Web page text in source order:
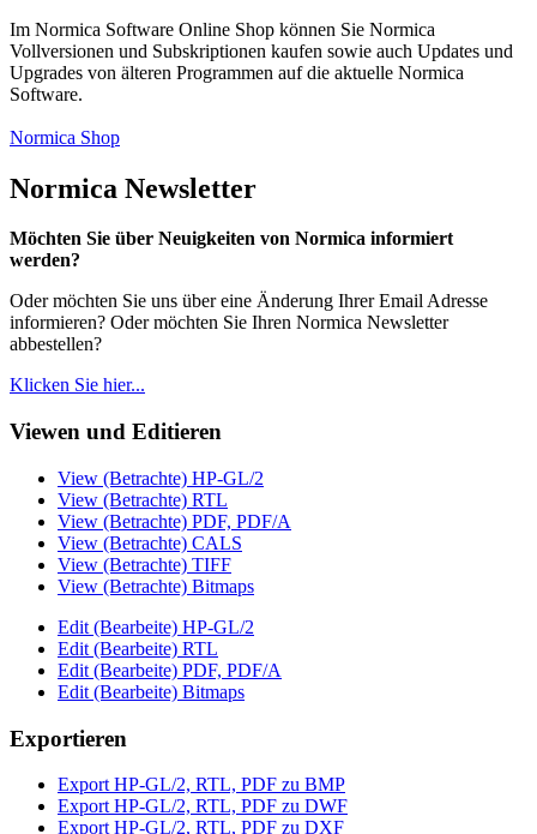
Im Normica Software Online Shop können Sie Normica
Vollversionen und Subskriptionen kaufen sowie auch Updates und
Upgrades von älteren Programmen auf die aktuelle Normica
Software.
Normica Shop
Normica Newsletter
Möchten Sie über Neuigkeiten von Normica informiert
werden?
Oder möchten Sie uns über eine Änderung Ihrer Email Adresse
informieren? Oder möchten Sie Ihren Normica Newsletter
abbestellen?
Klicken Sie hier...
Viewen und Editieren
View (Betrachte) HP-GL/2
View (Betrachte) RTL
View (Betrachte) PDF, PDF/A
View (Betrachte) CALS
View (Betrachte) TIFF
View (Betrachte) Bitmaps
Edit (Bearbeite) HP-GL/2
Edit (Bearbeite) RTL
Edit (Bearbeite) PDF, PDF/A
Edit (Bearbeite) Bitmaps
Exportieren
Export HP-GL/2, RTL, PDF zu BMP
Export HP-GL/2, RTL, PDF zu DWF
Export HP-GL/2, RTL, PDF zu DXF